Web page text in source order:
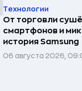
Технологии
От торговли
смартфонов и
история Samsung
06 августа 2026,